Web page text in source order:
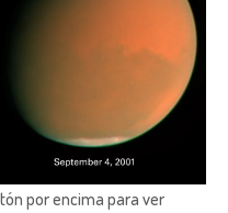
por encima para ver